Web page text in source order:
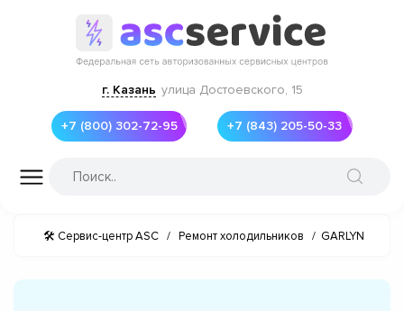
г. Казань улица Достоевского, 15
+7 (800) 302-72-95 +7 (843) 205-50-33
🛠 Сервис-центр ASC / Ремонт холодильников / GARLYN